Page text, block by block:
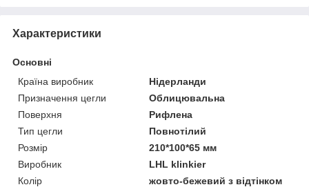
Характеристики
Основні
Країна виробник
Нідерланди
Призначення цегли
Облицювальна
Поверхня
Рифлена
Тип цегли
Повнотілий
Розмір
210*100*65 мм
Виробник
LHL klinkier
Колір
жовто-бежевий з відтінком